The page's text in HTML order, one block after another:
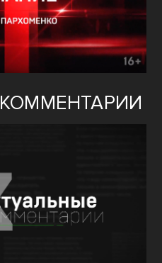
КОММЕНТАРИИ